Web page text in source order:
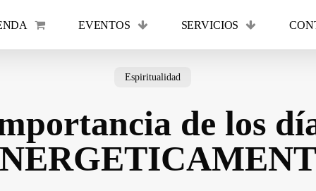
EVENTOS SERVICIOS
Cart
Espiritualidad
de los